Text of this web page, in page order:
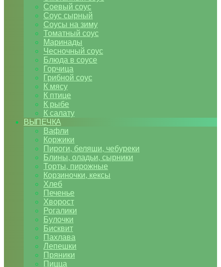
Соевый соус
Соус сырный
Соусы на зиму
Томатный соус
Маринады
Чесночный соус
Блюда в соусе
Горчица
Грибной соус
К мясу
К птице
К рыбе
К салату
ВЫПЕЧКА
Вафли
Коржики
Пироги, беляши, чебуреки
Блины, оладьи, сырники
Торты, пирожные
Корзиночки, кексы
Хлеб
Печенье
Хворост
Рогалики
Булочки
Бисквит
Пахлава
Лепешки
Пряники
Пицца